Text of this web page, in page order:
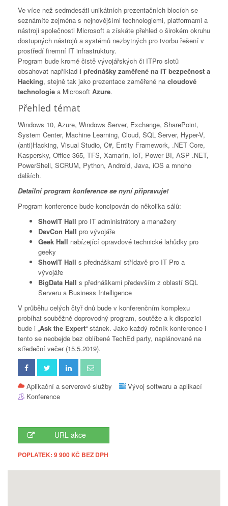
Ve více než sedmdesáti unikátních prezentačních blocích se
seznámíte zejména s nejnovějšími technologiemi, platformami a
nástroji společnosti Microsoft a získáte přehled o širokém okruhu
dostupných nástrojů a systémů nezbytných pro tvorbu řešení v
prostředí firemní IT infrastruktury.
Program bude kromě čistě vývojářských či ITPro slotů
obsahovat například i přednášky zaměřené na IT bezpečnost a
Hacking, stejně tak jako prezentace zaměřené na cloudové
technologie a Microsoft Azure.
Přehled témat
Windows 10, Azure, Windows Server, Exchange, SharePoint,
System Center, Machine Learning, Cloud, SQL Server, Hyper-V,
(anti)Hacking, Visual Studio, C#, Entity Framework, .NET Core,
Kaspersky, Office 365, TFS, Xamarin, IoT, Power BI, ASP .NET,
PowerShell, SCRUM, Python, Android, Java, iOS a mnoho
dalších.
Detailní program konference se nyní připravuje!
Program konference bude koncipován do několika sálů:
ShowIT Hall pro IT administrátory a manažery
DevCon Hall pro vývojáře
Geek Hall nabízející opravdové technické lahůdky pro
geeky
ShowIT Hall s přednáškami střídavě pro IT Pro a
vývojáře
BigData Hall s přednáškami především z oblastí SQL
Serveru a Business Intelligence
V průběhu celých čtyř dnů bude v konferenčním komplexu
probíhat souběžně doprovodný program, soutěže a k dispozici
bude i „Ask the Expert“ stánek. Jako každý ročník konference i
tento se neobejde bez oblíbené TechEd party, naplánované na
středeční večer (15.5.2019).
Aplikační a serverové služby
Vývoj softwaru a aplikací
Konference
URL akce
POPLATEK: 9 900 KČ BEZ DPH